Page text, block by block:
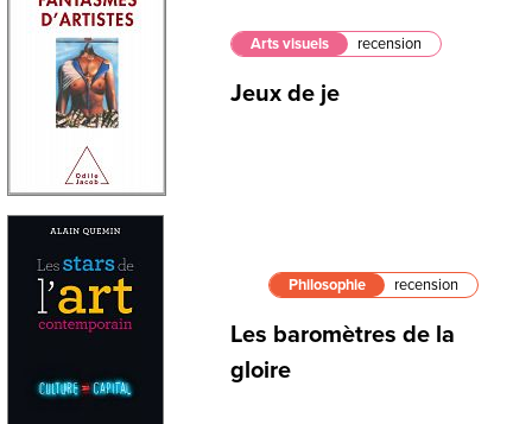
Arts visuels recension
Jeux de je
Philosophie recension
Les baromètres de la
gloire